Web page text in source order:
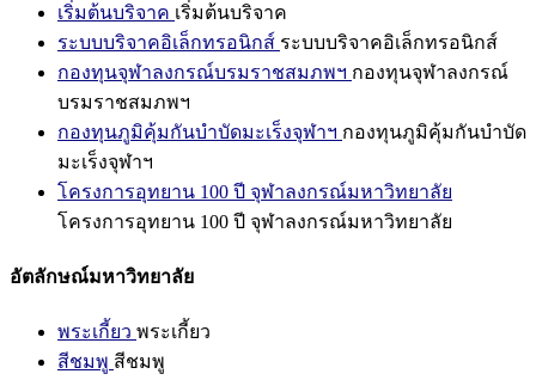
เริ่มต้นบริจาค เริ่มต้นบริจาค
ระบบบริจาคอิเล็กทรอนิกส์ ระบบบริจาคอิเล็กทรอนิกส์
กองทุนจุฬาลงกรณ์บรมราชสมภพฯ กองทุนจุฬาลงกรณ์
บรมราชสมภพฯ
กองทุนภูมิคุ้มกันบำบัดมะเร็งจุฬาฯ กองทุนภูมิคุ้มกันบำบัด
มะเร็งจุฬาฯ
โครงการอุทยาน 100 ปี จุฬาลงกรณ์มหาวิทยาลัย
โครงการอุทยาน 100 ปี จุฬาลงกรณ์มหาวิทยาลัย
อัตลักษณ์มหาวิทยาลัย
พระเกี้ยว พระเกี้ยว
สีชมพู สีชมพู